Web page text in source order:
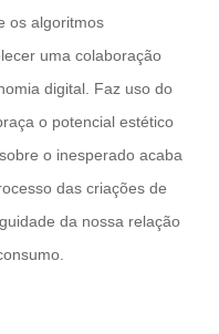
os algoritmos
uma colaboração
digital. Faz uso do
o potencial estético
o inesperado acaba
das criações de
da nossa relação